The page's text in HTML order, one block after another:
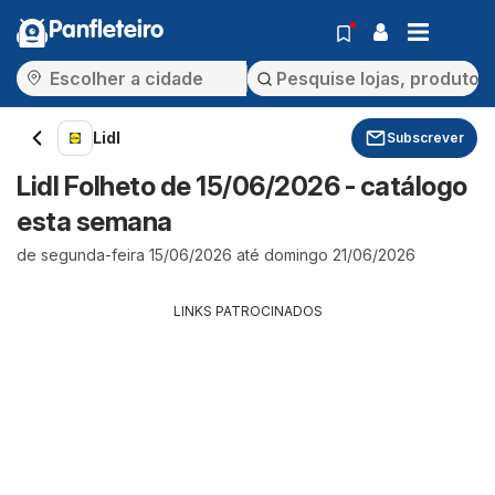
Panfleteiro
Lidl Subscrever
Lidl Folheto de 15/06/2026 - catálogo
esta semana
de segunda-feira 15/06/2026 até domingo 21/06/2026
LINKS PATROCINADOS